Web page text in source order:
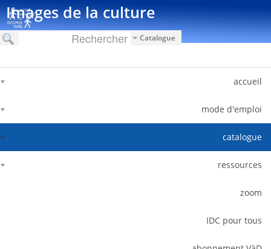
Images de la culture
Catalogue
accueil
mode d'emploi
catalogue
ressources
zoom
IDC pour tous